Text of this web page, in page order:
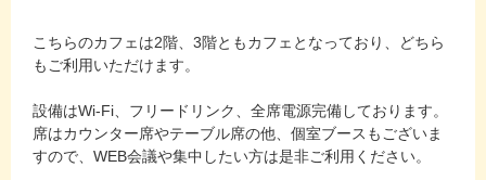
こちらのカフェは2階、3階ともカフェとなっており、どちら
もご利用いただけます。
設備はWi-Fi、フリードリンク、全席電源完備しております。
席はカウンター席やテーブル席の他、個室ブースもございま
すので、WEB会議や集中したい方は是非ご利用ください。